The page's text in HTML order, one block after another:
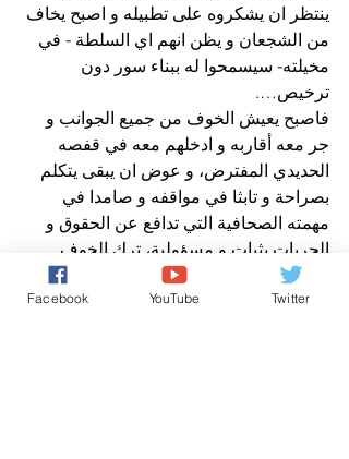
ينتظر ان يشكروه على تطبيله و اصبح يخاف
من الشجعان و يظن انهم اي السلطة - في
مخيلته- سيسمحوا له ببناء سور دون
ترخيص….
فاصبح يعيش الخوف من جميع الجوانب و
جر معه أقاربه و ادخلهم معه في قفصه
الحديدي المفترض، و عوض ان يبقى يتكلم
بصراحة و تابثا في مواقفه و صامدا في
مهمته الصحافية التي تدافع عن الحقوق و
الحريات بثبات و مسؤولية، ترك الخوف
يسيطر عليه و يجره إلى السقوط الحر، هو
ومن معه…
Facebook YouTube Twitter